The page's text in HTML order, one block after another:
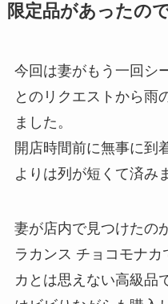
限定品があったの
今回は妻がもう一回シ
とのリクエストから雨
ました。
開店時間前に無事に到
よりは列が短くて済み
妻が店内で見つけたの
ラカンス チョコモナ
カとは思えない高級品